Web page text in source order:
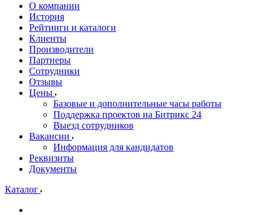
О компании
История
Рейтинги и каталоги
Клиенты
Производители
Партнеры
Сотрудники
Отзывы
Цены
Базовые и дополнительные часы работы
Поддержка проектов на Битрикс 24
Выезд сотрудников
Вакансии
Информация для кандидатов
Реквизиты
Документы
Каталог